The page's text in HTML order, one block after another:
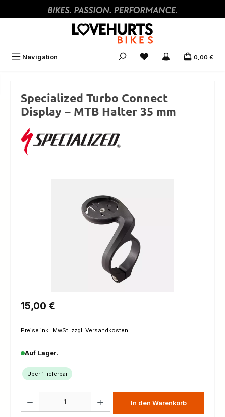
Zum Hauptinhalt springen
Navigation 0,00 €
Specialized Turbo Connect
Display – MTB Halter 35 mm
Regulärer Preis:
15,00 €
Preise inkl. MwSt. zzgl. Versandkosten
Auf Lager.
Über 1 lieferbar
In den Warenkorb